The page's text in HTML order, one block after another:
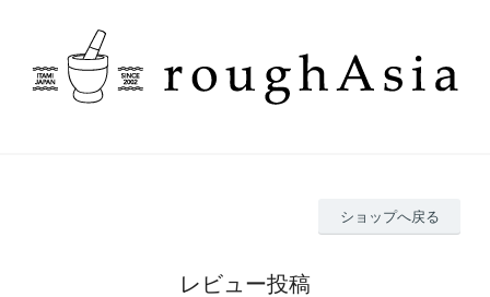
ショップへ戻る
レビュー投稿